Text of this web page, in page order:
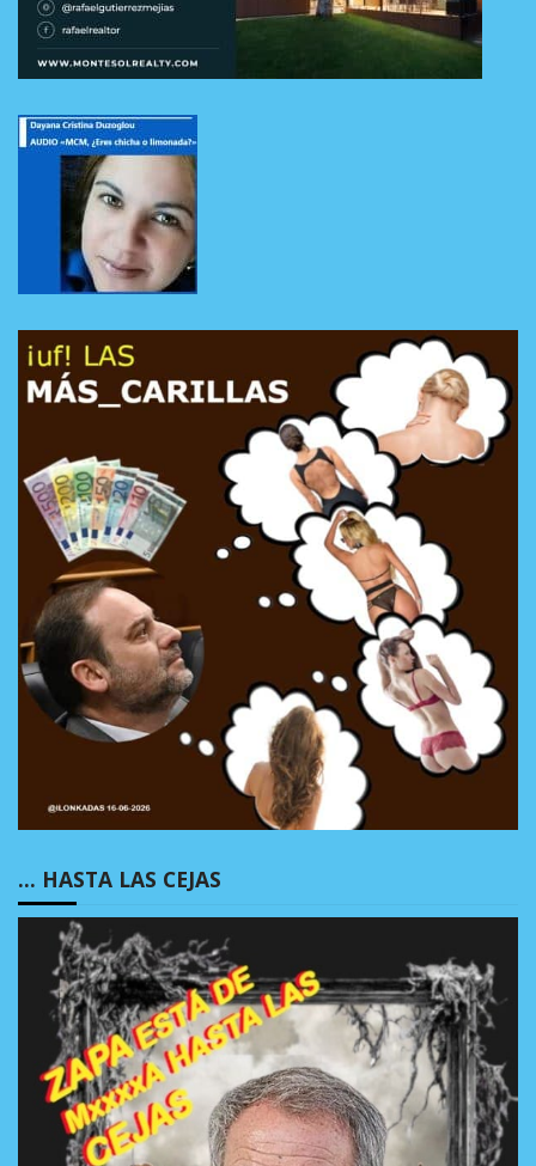
… HASTA LAS CEJAS